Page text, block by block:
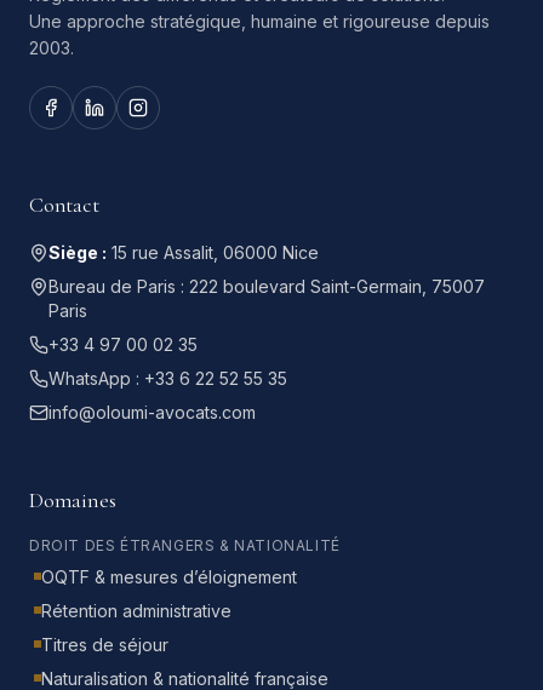
Une approche stratégique, humaine et rigoureuse depuis
2003.
Contact
Siège : 15 rue Assalit, 06000 Nice
Bureau de Paris : 222 boulevard Saint-Germain, 75007
Paris
+33 4 97 00 02 35
WhatsApp : +33 6 22 52 55 35
info@oloumi-avocats.com
Domaines
DROIT DES ÉTRANGERS & NATIONALITÉ
OQTF & mesures d’éloignement
Rétention administrative
Titres de séjour
Naturalisation & nationalité française